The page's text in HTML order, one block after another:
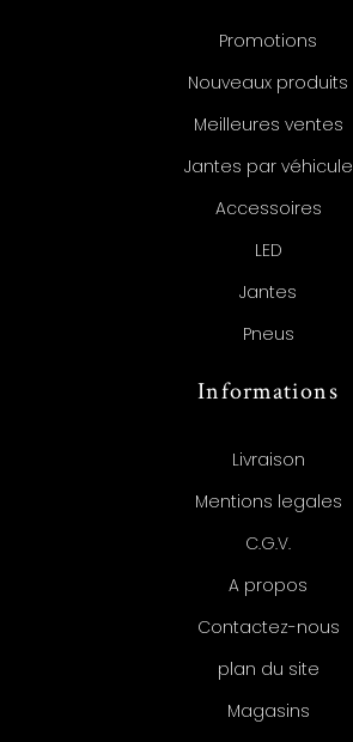
Promotions
Nouveaux produits
Meilleures ventes
Jantes par véhicule
Accessoires
LED
Jantes
Pneus
Informations
Livraison
Mentions legales
C.G.V.
A propos
Contactez-nous
plan du site
Magasins